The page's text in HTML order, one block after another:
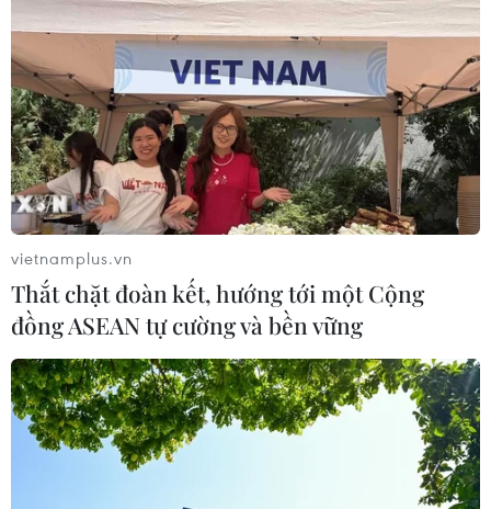
vietnamplus.vn
Thắt chặt đoàn kết, hướng tới một Cộng
đồng ASEAN tự cường và bền vững